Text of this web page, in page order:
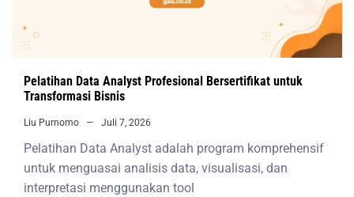
Pelatihan Data Analyst Profesional Bersertifikat untuk
Transformasi Bisnis
Liu Purnomo Juli 7, 2026
Pelatihan Data Analyst adalah program komprehensif
untuk menguasai analisis data, visualisasi, dan
interpretasi menggunakan tool